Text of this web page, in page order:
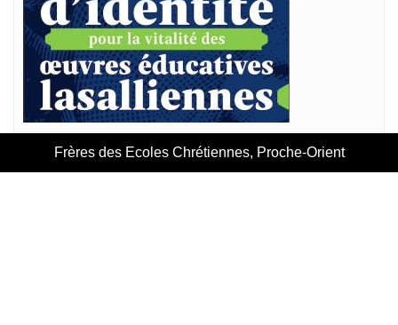
Frères des Ecoles Chrétiennes, Proche-Orient